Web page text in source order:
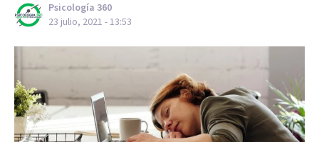
Psicología 360
23 julio, 2021 - 13:53